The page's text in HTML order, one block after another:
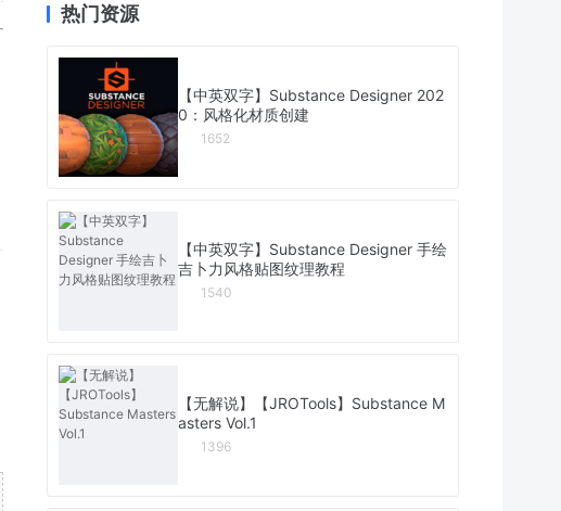
热门资源
【中英双字】Substance Designer 202
0：风格化材质创建
1652
【中英双字】Substance Designer 手绘
吉卜力风格贴图纹理教程
1540
【无解说】【JROTools】Substance M
asters Vol.1
1396